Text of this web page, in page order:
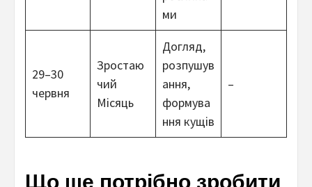
ми
29–30
червня
Зростаю
чий
Місяць
Догляд,
розпушув
ання,
формува
ння кущів
–
Що ще потрібно зробити